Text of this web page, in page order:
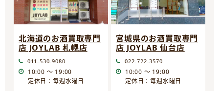
北海道のお酒買取専門
店 JOYLAB 札幌店
011-530-9080
10:00 ～ 19:00
定休日：毎週水曜日
宮城県のお酒買取専門
店 JOYLAB 仙台店
022-722-3570
10:00 ～ 19:00
定休日：毎週水曜日